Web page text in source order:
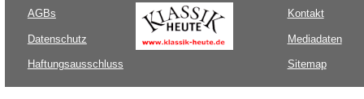
AGBs
Datenschutz
Haftungsausschluss
Kontakt
Mediadaten
Sitemap